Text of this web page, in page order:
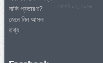
আগস্ট ০২, ২০২৬